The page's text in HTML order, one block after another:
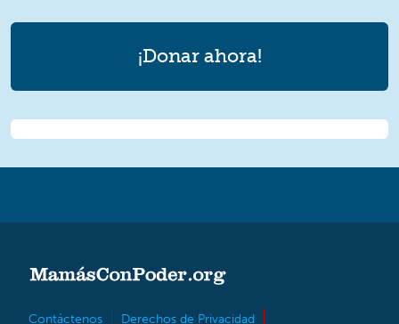
¡Donar ahora!
Contáctenos Derechos de Privacidad